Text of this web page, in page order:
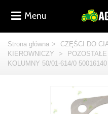
Menu
Strona główna > CZĘŚCI DO
KIEROWNICZY
> POZOSTAŁE
KOLUMNY 50/01-614/0